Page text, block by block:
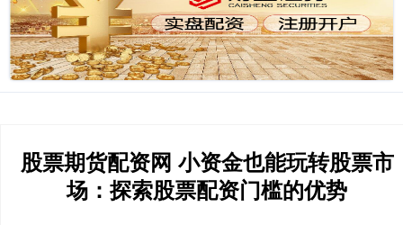
股票期货配资网 小资金也能玩转股票市
场：探索股票配资门槛的优势